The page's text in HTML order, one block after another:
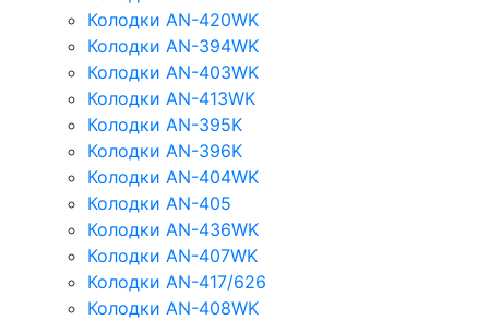
Колодки AN-420WK
Колодки AN-394WK
Колодки AN-403WK
Колодки AN-413WK
Колодки AN-395K
Колодки AN-396K
Колодки AN-404WK
Колодки AN-405
Колодки AN-436WK
Колодки AN-407WK
Колодки AN-417/626
Колодки AN-408WK